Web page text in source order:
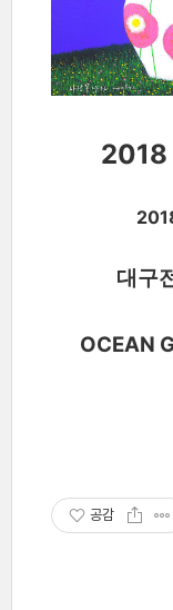
2018
대구
OCEAN
공감